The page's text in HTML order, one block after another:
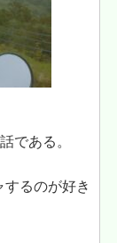
である。
るのが好き